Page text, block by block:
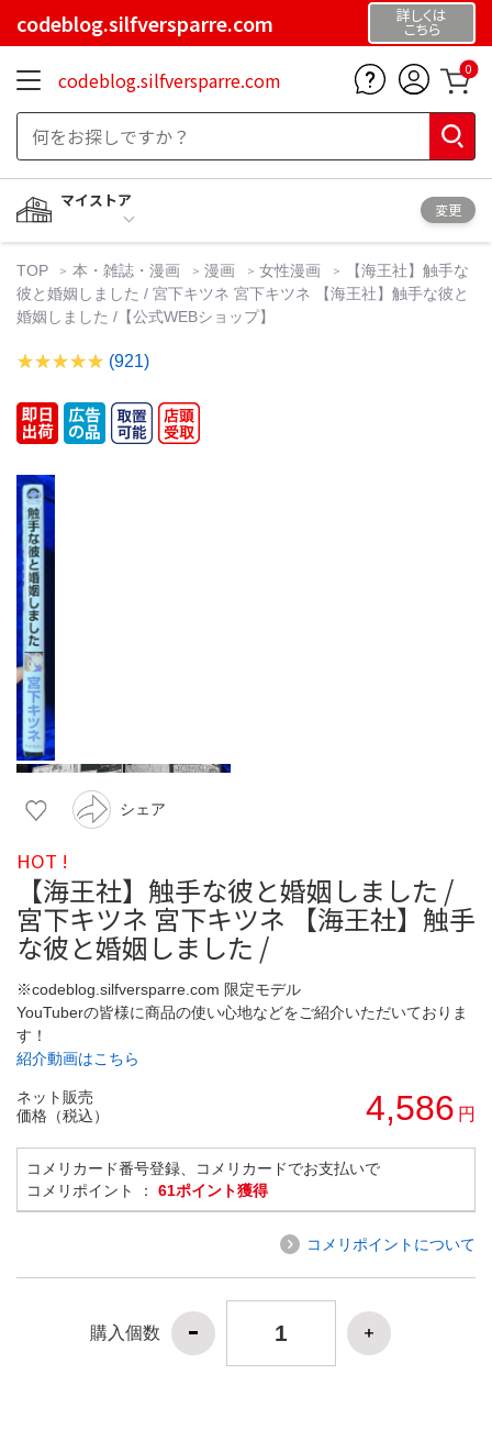
codeblog.silfversparre.com 詳しくは
こちら
codeblog.silfversparre.com 0
マイストア
変更
TOP 本・雑誌・漫画 漫画 女性漫画
【海王社】触手な
彼と婚姻しました / 宮下キツネ 宮下キツネ 【海王社】触手な彼と
婚姻しました /【公式WEBショップ】
(921)
シェア
HOT !
【海王社】触手な彼と婚姻しました /
宮下キツネ 宮下キツネ 【海王社】触手
な彼と婚姻しました /
※codeblog.silfversparre.com 限定モデル
YouTuberの皆様に商品の使い心地などをご紹介いただいておりま
す！
紹介動画はこちら
ネット販売
価格（税込）
4,586 円
コメリカード番号登録、コメリカードでお支払いで
コメリポイント ： 61ポイント獲得
コメリポイントについて
購入個数